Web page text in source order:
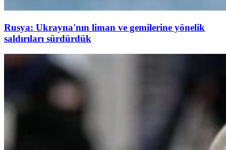
Rusya: Ukrayna'nın liman ve gemilerine yönelik
saldırıları sürdürdük